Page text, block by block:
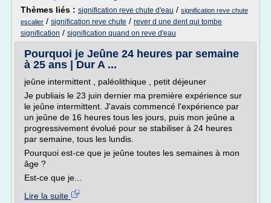
Thèmes liés : signification reve chute d'eau / signification reve chute
escalier / signification reve chute / rever d une dent qui tombe
signification / signification quand on reve d'eau
Pourquoi je Jeûne 24 heures par semaine
à 25 ans | Dur A ...
jeûne intermittent , paléolithique , petit déjeuner
Je publiais le 23 juin dernier ma première expérience sur
le jeûne intermittent. J'avais commencé l'expérience par
un jeûne de 16 heures tous les jours, puis mon jeûne a
progressivement évolué pour se stabiliser à 24 heures
par semaine, tous les lundis.
Pourquoi est-ce que je jeûne toutes les semaines à mon
âge ?
Est-ce que je...
Lire la suite